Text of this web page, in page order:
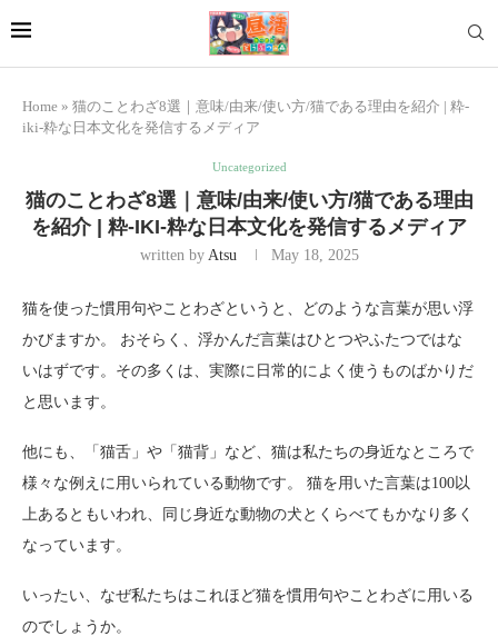
Home » 猫のことわざ8選｜意味/由来/使い方/猫である理由を紹介 | 粋-
iki-粋な日本文化を発信するメディア
Uncategorized
猫のことわざ8選｜意味/由来/使い方/猫である理由
を紹介 | 粋-IKI-粋な日本文化を発信するメディア
written by Atsu May 18, 2025
猫を使った慣用句やことわざというと、どのような言葉が思い浮
かびますか。 おそらく、浮かんだ言葉はひとつやふたつではな
いはずです。その多くは、実際に日常的によく使うものばかりだ
と思います。
他にも、「猫舌」や「猫背」など、猫は私たちの身近なところで
様々な例えに用いられている動物です。 猫を用いた言葉は100以
上あるともいわれ、同じ身近な動物の犬とくらべてもかなり多く
なっています。
いったい、なぜ私たちはこれほど猫を慣用句やことわざに用いる
のでしょうか。